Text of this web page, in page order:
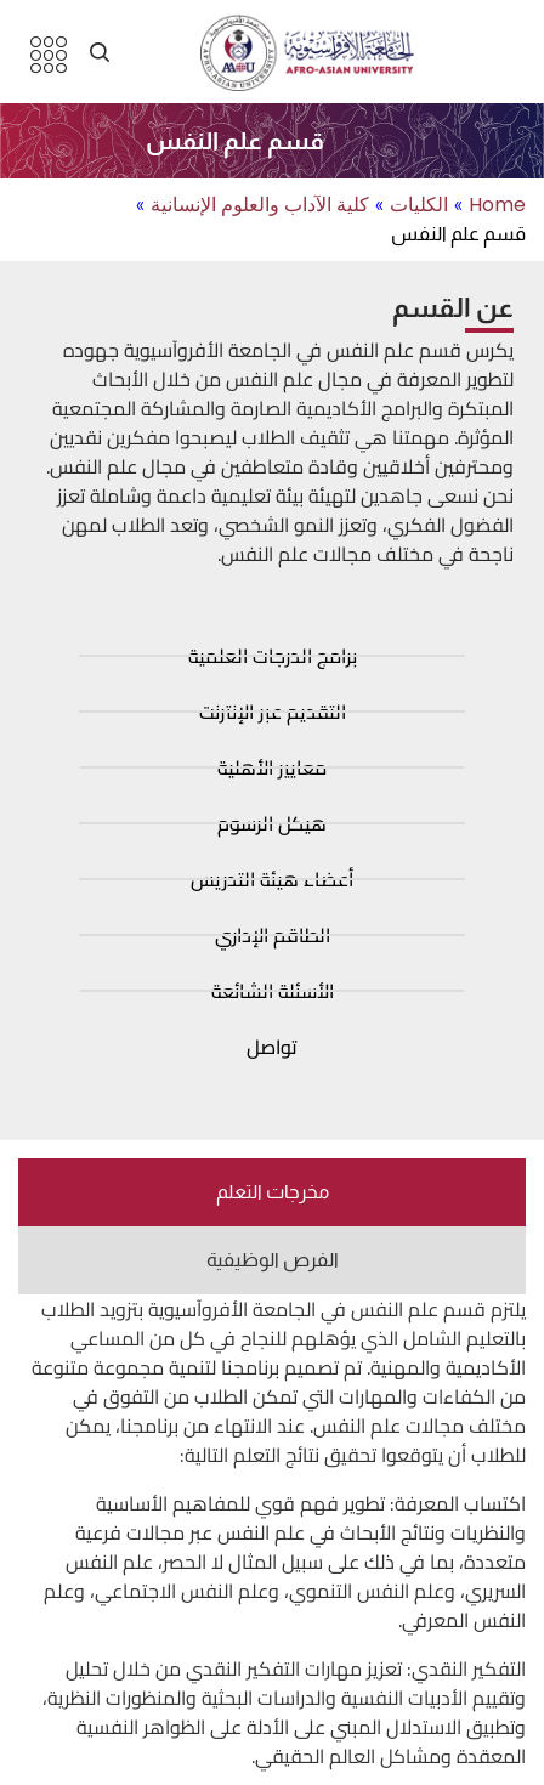
قسم علم النفس
Home
» الكليات » كلية الآداب والعلوم الإنسانية »
قسم علم النفس
عن القسم
يكرس قسم علم النفس في الجامعة الأفروآسيوية جهوده
لتطوير المعرفة في مجال علم النفس من خلال الأبحاث
المبتكرة والبرامج الأكاديمية الصارمة والمشاركة المجتمعية
المؤثرة. مهمتنا هي تثقيف الطلاب ليصبحوا مفكرين نقديين
ومحترفين أخلاقيين وقادة متعاطفين في مجال علم النفس.
نحن نسعى جاهدين لتهيئة بيئة تعليمية داعمة وشاملة تعزز
الفضول الفكري، وتعزز النمو الشخصي، وتعد الطلاب لمهن
ناجحة في مختلف مجالات علم النفس.
برامج الدرجات العلمية
التقديم عبر الإنترنت
معايير الأهلية
هيكل الرسوم
أعضاء هيئة التدريس
الطاقم الإداري
الأسئلة الشائعة
تواصل
مخرجات التعلم
الفرص الوظيفية
يلتزم قسم علم النفس في الجامعة الأفروآسيوية بتزويد الطلاب
بالتعليم الشامل الذي يؤهلهم للنجاح في كل من المساعي
الأكاديمية والمهنية. تم تصميم برنامجنا لتنمية مجموعة متنوعة
من الكفاءات والمهارات التي تمكن الطلاب من التفوق في
مختلف مجالات علم النفس. عند الانتهاء من برنامجنا، يمكن
للطلاب أن يتوقعوا تحقيق نتائج التعلم التالية:
اكتساب المعرفة: تطوير فهم قوي للمفاهيم الأساسية
والنظريات ونتائج الأبحاث في علم النفس عبر مجالات فرعية
متعددة، بما في ذلك على سبيل المثال لا الحصر، علم النفس
السريري، وعلم النفس التنموي، وعلم النفس الاجتماعي، وعلم
النفس المعرفي.
التفكير النقدي: تعزيز مهارات التفكير النقدي من خلال تحليل
وتقييم الأدبيات النفسية والدراسات البحثية والمنظورات النظرية،
وتطبيق الاستدلال المبني على الأدلة على الظواهر النفسية
المعقدة ومشاكل العالم الحقيقي.